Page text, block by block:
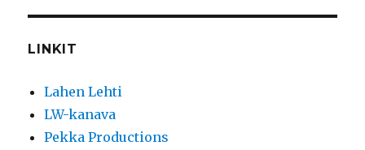
LINKIT
Lahen Lehti
LW-kanava
Pekka Productions